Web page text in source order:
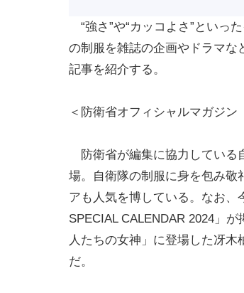
“強さ”や“カッコよさ”といっ
の制服を雑誌の企画やドラマな
記事を紹介する。
＜防衛省オフィシャルマガジン
防衛省が編集に協力している
場。自衛隊の制服に身を包み敬
アも人気を博している。なお、
SPECIAL CALENDAR 2024」
人たちの女神」に登場した冴
だ。